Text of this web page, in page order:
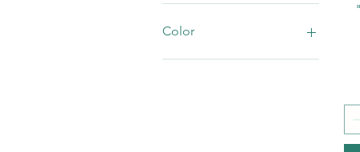
Color
Червоні чорнила